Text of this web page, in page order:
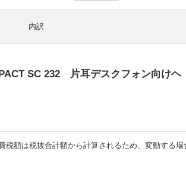
内訳
SC 232 片耳デスクフォン向けヘ
額は税抜合計額から計算されるため、変動する場